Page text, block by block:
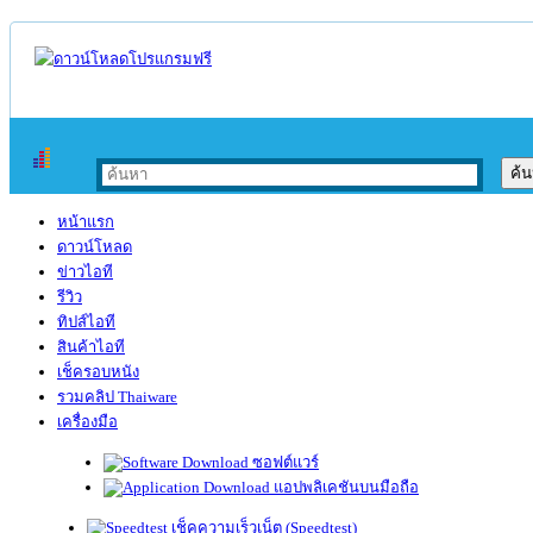
หน้าแรก
ดาวน์โหลด
ข่าวไอที
รีวิว
ทิปส์ไอที
สินค้าไอที
เช็ครอบหนัง
รวมคลิป Thaiware
เครื่องมือ
ซอฟต์แวร์
แอปพลิเคชันบนมือถือ
เช็คความเร็วเน็ต (Speedtest)